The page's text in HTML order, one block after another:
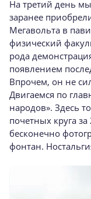
На третий день
заранее
Мегавольта в
физический
рода
появлением
Впрочем, он не
Двигаемся по
народов». Здесь
почетных круга
бесконечно
фонтан.